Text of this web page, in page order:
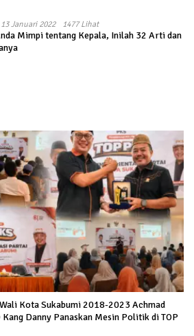
Januari 2022 1477 Lihat
Mimpi tentang Kepala, Inilah 32 Arti dan
Kota Sukabumi 2018-2023 Achmad
Danny Panaskan Mesin Politik di TOP